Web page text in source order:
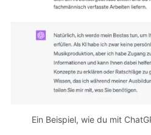
Ein Beispiel, wie du mit